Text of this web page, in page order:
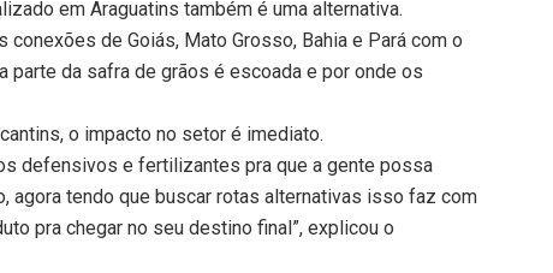
em Araguatins também é uma alternativa.
conexões de Goiás, Mato Grosso, Bahia e Pará com o
parte da safra de grãos é escoada e por onde os
o impacto no setor é imediato.
defensivos e fertilizantes pra que a gente possa
tendo que buscar rotas alternativas isso faz com
pra chegar no seu destino final”, explicou o